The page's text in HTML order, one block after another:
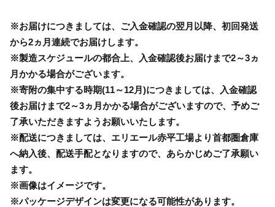
※お届けにつきましては、ご入金確認の翌月以降、初回発送
から2ヵ月連続でお届けします。
※製造スケジュールの都合上、入金確認後お届けまで2～3ヵ
月かかる場合がございます。
※寄附の集中する時期(11～12月)につきましては、入金確認
後お届けまで2～3ヵ月かかる場合がございますので、予めご
了承いただきますようお願いいたします。
※配送につきましては、エリエール赤平工場より首都圏倉庫
へ納入後、配送手配となりますので、あらかじめご了承願い
ます。
※画像はイメージです。
※パッケージデザインは変更になる可能性があります。